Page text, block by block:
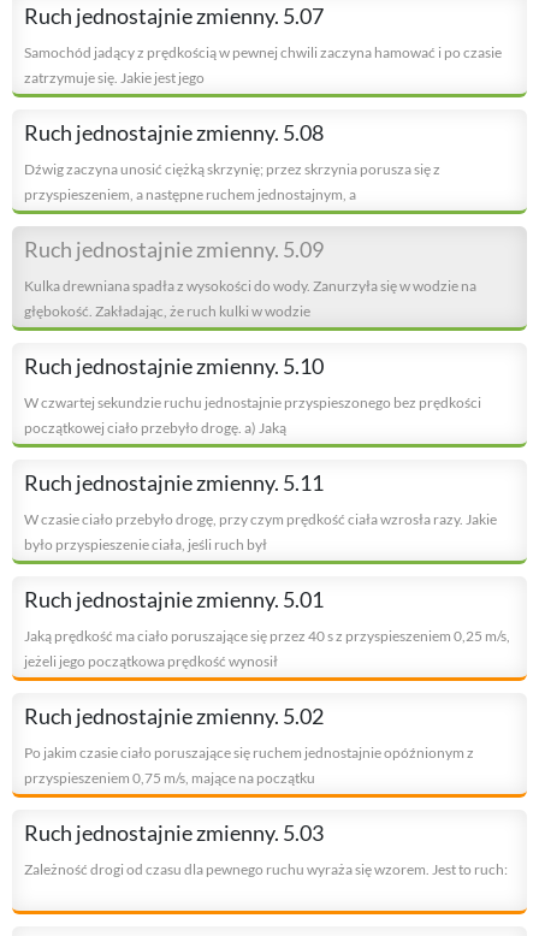
Ruch jednostajnie zmienny. 5.07
Samochód jadący z prędkością w pewnej chwili zaczyna hamować i po czasie
zatrzymuje się. Jakie jest jego
Ruch jednostajnie zmienny. 5.08
Dźwig zaczyna unosić ciężką skrzynię; przez skrzynia porusza się z
przyspieszeniem, a następne ruchem jednostajnym, a
Ruch jednostajnie zmienny. 5.09
Kulka drewniana spadła z wysokości do wody. Zanurzyła się w wodzie na
głębokość. Zakładając, że ruch kulki w wodzie
Ruch jednostajnie zmienny. 5.10
W czwartej sekundzie ruchu jednostajnie przyspieszonego bez prędkości
początkowej ciało przebyło drogę. a) Jaką
Ruch jednostajnie zmienny. 5.11
W czasie ciało przebyło drogę, przy czym prędkość ciała wzrosła razy. Jakie
było przyspieszenie ciała, jeśli ruch był
Ruch jednostajnie zmienny. 5.01
Jaką prędkość ma ciało poruszające się przez 40 s z przyspieszeniem 0,25 m/s,
jeżeli jego początkowa prędkość wynosił
Ruch jednostajnie zmienny. 5.02
Po jakim czasie ciało poruszające się ruchem jednostajnie opóźnionym z
przyspieszeniem 0,75 m/s, mające na początku
Ruch jednostajnie zmienny. 5.03
Zależność drogi od czasu dla pewnego ruchu wyraża się wzorem. Jest to ruch: